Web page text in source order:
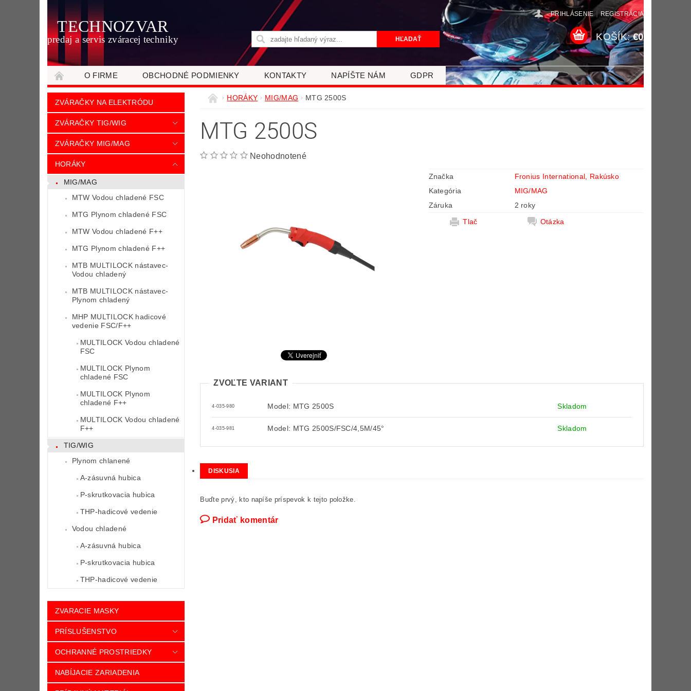
TECHNOZVAR
predaj a servis zváracej techniky
PRIHLÁSENIE | REGISTRÁCIA
KOŠÍK: €0
O FIRME OBCHODNÉ PODMIENKY KONTAKTY NAPÍŠTE NÁM GDPR
ZVÁRAČKY NA ELEKTRÓDU
ZVÁRAČKY TIG/WIG
ZVÁRAČKY MIG/MAG
HORÁKY
MIG/MAG
MTW Vodou chladené FSC
MTG Plynom chladené FSC
MTW Vodou chladené F++
MTG Plynom chladené F++
MTB MULTILOCK nástavec-
Vodou chladený
MTB MULTILOCK nástavec-
Plynom chladený
MHP MULTILOCK hadicové
vedenie FSC/F++
MULTILOCK Vodou chladené
FSC
MULTILOCK Plynom
chladené FSC
MULTILOCK Plynom
chladené F++
MULTILOCK Vodou chladené
F++
TIG/WIG
Plynom chlanené
A-zásuvná hubica
P-skrutkovacia hubica
THP-hadicové vedenie
Vodou chladené
A-zásuvná hubica
P-skrutkovacia hubica
THP-hadicové vedenie
ZVARACIE MASKY
PRÍSLUŠENSTVO
OCHRANNÉ PROSTRIEDKY
NABÍJACIE ZARIADENIA
HORÁKY MIG/MAG MTG 2500S
MTG 2500S
Neohodnotené
Značka
Fronius International, Rakúsko
Kategória
MIG/MAG
Záruka
2 roky
Tlač
Otázka
ZVOĽTE VARIANT
4-035-980 Model: MTG 2500S Skladom
4-035-981 Model: MTG 2500S/FSC/4,5M/45° Skladom
DISKUSIA
Buďte prvý, kto napíše príspevok k tejto položke.
Pridať komentár